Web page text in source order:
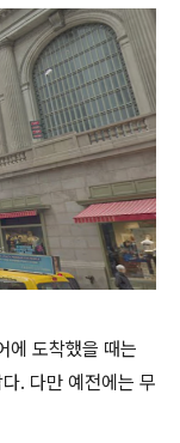
에 도착했을 때는
. 다만 예전에는 무